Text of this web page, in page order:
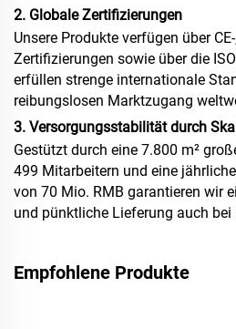
2. Globale Zertifizierungen
Unsere Produkte verfügen über
Zertifizierungen sowie über die
erfüllen strenge internationale
reibungslosen Marktzugang
3. Versorgungsstabilität durch
Gestützt durch eine 7.800 m²
499 Mitarbeitern und eine
von 70 Mio. RMB garantieren wir
und pünktliche Lieferung auch
Empfohlene Produkte